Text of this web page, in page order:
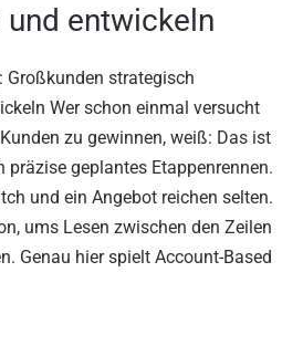
entwickeln
Großkunden strategisch
Wer schon einmal versucht
zu gewinnen, weiß: Das ist
präzise geplantes Etappenrennen.
und ein Angebot reichen selten.
ums Lesen zwischen den Zeilen
Genau hier spielt Account-Based